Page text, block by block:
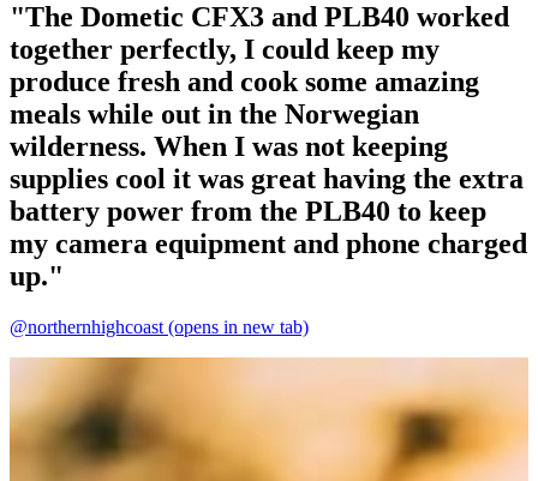
"The Dometic CFX3 and PLB40 worked
together perfectly, I could keep my
produce fresh and cook some amazing
meals while out in the Norwegian
wilderness. When I was not keeping
supplies cool it was great having the extra
battery power from the PLB40 to keep
my camera equipment and phone charged
up."
@northernhighcoast (opens in new tab)